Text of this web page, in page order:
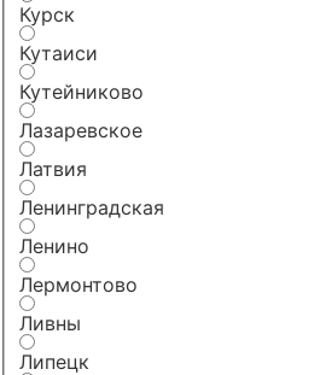
Курск
Кутаиси
Кутейниково
Лазаревское
Латвия
Ленинградская
Ленино
Лермонтово
Ливны
Липецк